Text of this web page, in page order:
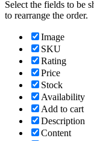
Select the fields to be
to rearrange the order.
Image
SKU
Rating
Price
Stock
Availability
Add to cart
Description
Content